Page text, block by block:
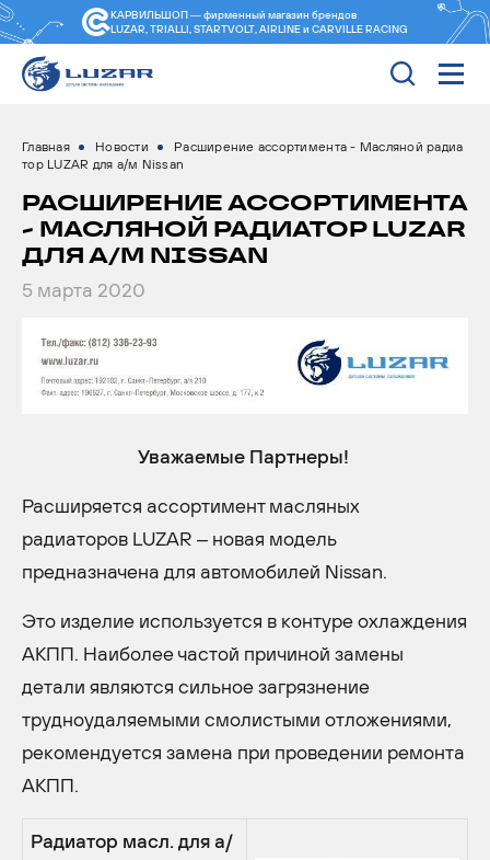
КАРВИЛЬШОП — фирменный магазин брендов
LUZAR, TRIALLI, STARTVOLT, AIRLINE и CARVILLE RACING
Главная Новости
Расширение ассортимента - Масляной радиа
тор LUZAR для а/м Nissan
РАСШИРЕНИЕ АССОРТИМЕНТА
- МАСЛЯНОЙ РАДИАТОР LUZAR
ДЛЯ А/М NISSAN
5 марта 2020
Уважаемые Партнеры!
Расширяется ассортимент масляных
радиаторов LUZAR – новая модель
предназначена для автомобилей Nissan.
Это изделие используется в контуре охлаждения
АКПП. Наиболее частой причиной замены
детали являются сильное загрязнение
трудноудаляемыми смолистыми отложениями,
рекомендуется замена при проведении ремонта
АКПП.
Радиатор масл. для а/